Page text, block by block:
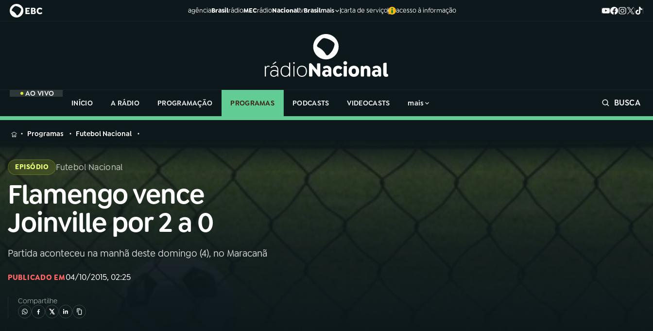
agênciaBrasilrádioMECrádioNacionaltvBrasilmais carta de serviço acesso à informação
AO VIVO
INÍCIO
A RÁDIO PROGRAMAÇÃO PROGRAMAS PODCASTS VIDEOCASTS mais BUSCA
MENU
Buscar
na
Rádio
Nacional
Buscar
02A RÁDIO
03 PROGRAMAÇÃO
na
Rádio
Programas Futebol Nacional
EPISÓDIO Futebol Nacional
Flamengo vence
Joinville por 2 a 0
Partida aconteceu na manhã deste domingo (4), no Maracanã
PUBLICADO EM04/10/2015, 02:25
Compartilhe